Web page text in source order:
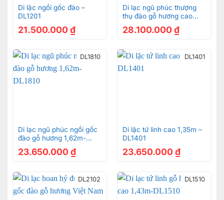
Di lặc ngồi gốc đào –
DL1201
21.500.000 ₫
Di lạc ngũ phúc thượng
thụ đào gỗ hương cao
28.100.000 ₫
DL1810
Di lạc ngũ phúc ngồi gốc
đào gỗ hương 1,62m-
23.650.000 ₫
DL1401
Di lặc tứ linh cao 1,35m –
DL1401
23.650.000 ₫
DL2102 DL1510